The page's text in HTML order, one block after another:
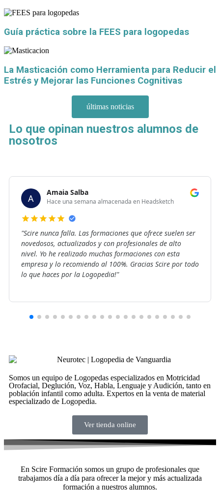
Guía práctica sobre la FEES para logopedas
La Masticación como Herramienta para Reducir el
Estrés y Mejorar las Funciones Cognitivas
últimas noticias
Lo que opinan nuestros alumnos de
nosotros
A
Amaia Salba
Hace una semana almacenada en Headsketch
"Scire nunca falla. Las formaciones que ofrece suelen ser
novedosos, actualizados y con profesionales de alto
nivel. Yo he realizado muchas formaciones con esta
empresa y lo recomiendo al 100%. Gracias Scire por todo
lo que haces por la Logopedia!"
Somos un equipo de Logopedas especializados en Motricidad
Orofacial, Deglución, Voz, Habla, Lenguaje y Audición, tanto en
población infantil como adulta. Expertos en la venta de material
especializado de Logopedia.
Ver tienda online
En Scire Formación somos un grupo de profesionales que
trabajamos día a día para ofrecer la mejor y más actualizada
formación a nuestros alumnos.